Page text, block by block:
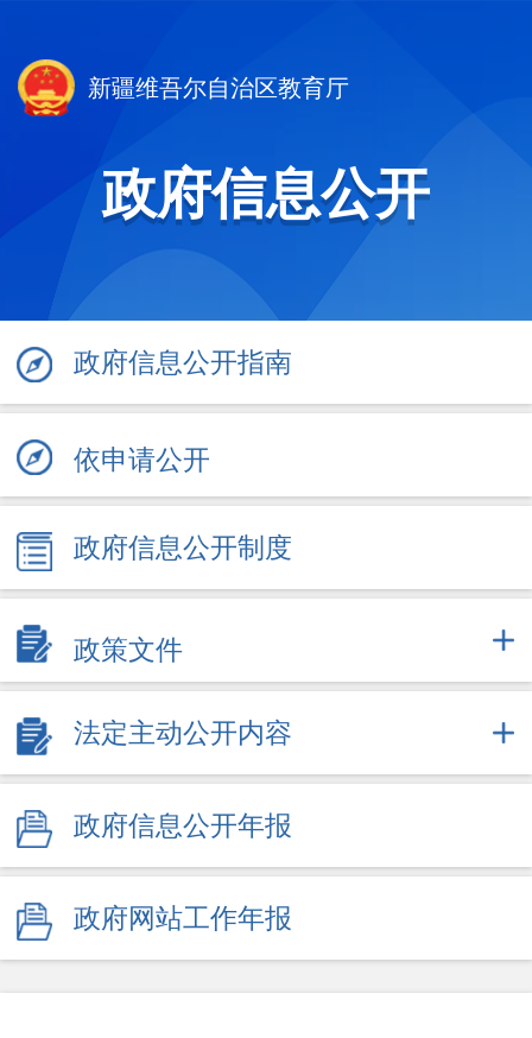
新疆维吾尔自治区教育厅
政府信息公开
政府信息公开指南
依申请公开
政府信息公开制度
政策文件
法定主动公开内容
政府信息公开年报
政府网站工作年报